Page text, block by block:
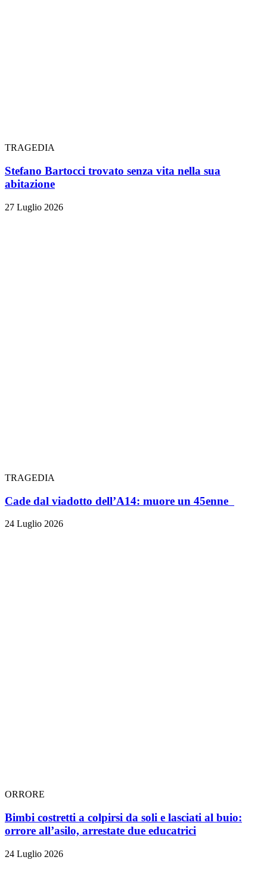
TRAGEDIA
Stefano Bartocci trovato senza vita nella sua
abitazione
27 Luglio 2026
TRAGEDIA
Cade dal viadotto dell’A14: muore un 45enne
24 Luglio 2026
ORRORE
Bimbi costretti a colpirsi da soli e lasciati al buio:
orrore all’asilo, arrestate due educatrici
24 Luglio 2026